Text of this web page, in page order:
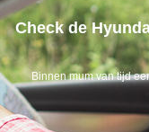
Check de
Binnen mum van tijd